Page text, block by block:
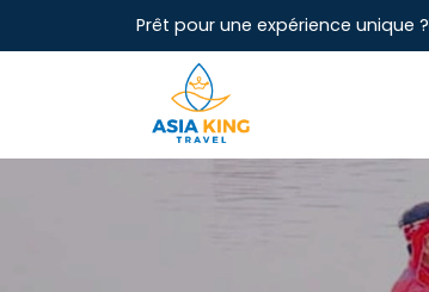
Prêt pour une expérience unique ?